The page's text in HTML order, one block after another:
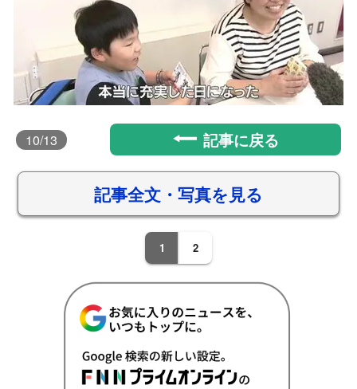
10/13 記事に戻る
記事全文・写真を見る
1 2